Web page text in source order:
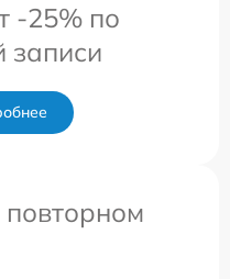
-25% по
записи